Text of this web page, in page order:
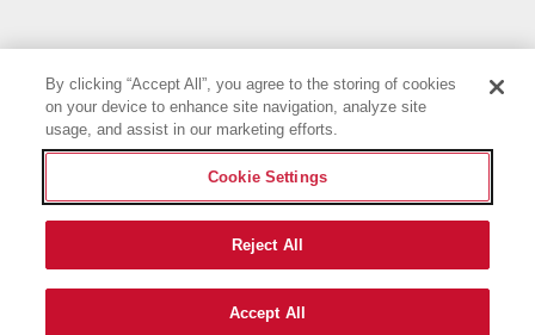
Geschäftsbedingungen
Datenschutzbestimmungen
Barrierefreiheitserklärung
Impressum
Cookie-Einstellungen
© 2026 Briggs & Stratton, LLC. All rights reserved.
By clicking “Accept All”, you agree to the storing of cookies
on your device to enhance site navigation, analyze site
usage, and assist in our marketing efforts.
Cookie Settings
Reject All
Accept All